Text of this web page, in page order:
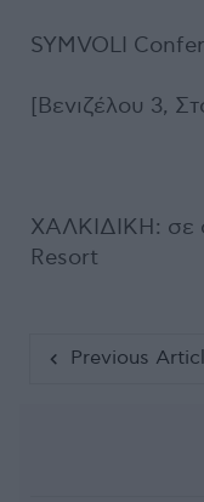
SYMVOLI
[Βενιζέλου 3,
ΧΑΛΚΙΔΙΚΗ: σε
Resort
Previous